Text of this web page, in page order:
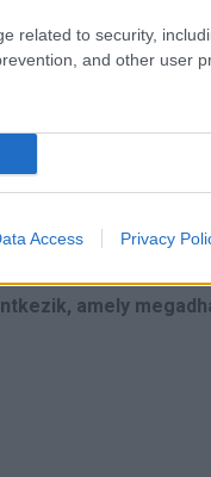
related to security,
and other user
Access Privacy
köszönhetően Omar
amely